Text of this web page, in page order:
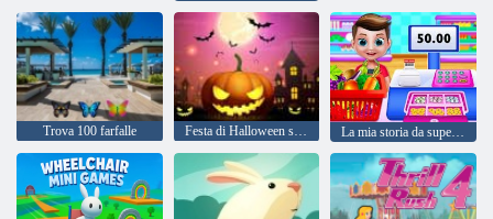
Trova 100 farfalle Festa di Halloween spaventosa La mia storia da supermercato